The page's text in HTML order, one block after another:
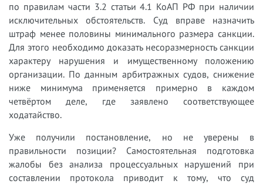
по правилам части 3.2 статьи 4.1 КоАП РФ при наличии
исключительных обстоятельств. Суд вправе назначить
штраф менее половины минимального размера санкции.
Для этого необходимо доказать несоразмерность санкции
характеру нарушения и имущественному положению
организации. По данным арбитражных судов, снижение
ниже минимума применяется примерно в каждом
четвёртом деле, где заявлено соответствующее
ходатайство.
Уже получили постановление, но не уверены в
правильности позиции? Самостоятельная подготовка
жалобы без анализа процессуальных нарушений при
составлении протокола приводит к тому, что суд